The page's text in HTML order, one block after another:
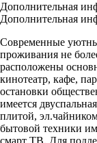
Дополнительная
Дополнительная
Современные
проживания не
расположены
кинотеатр, кафе,
остановки
имеется
плитой,
бытовой техники
смарт ТВ. Для